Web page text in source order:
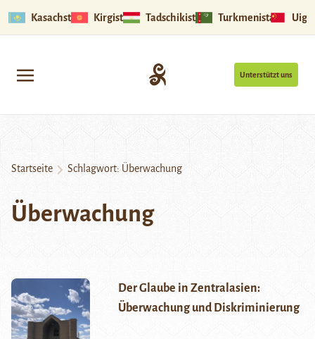
Kasachstan Kirgistan Tadschikistan Turkmenistan
Unterstützt uns
Startseite Schlagwort: Überwachung
Überwachung
Der Glaube in Zentralasien:
Überwachung und Diskriminierung